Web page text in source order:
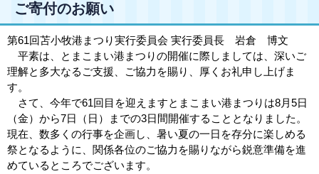
ご寄付のお願い
第61回苫小牧港まつり実行委員会 実行委員長 岩倉 博文
平素は、とまこまい港まつりの開催に際しましては、深いご
理解と多大なるご支援、ご協力を賜り、厚くお礼申し上げま
す。
さて、今年で61回目を迎えますとまこまい港まつりは8月5日
（金）から7日（日）までの3日間開催することとなりました。
現在、数多くの行事を企画し、暑い夏の一日を存分に楽しめる
祭となるように、関係各位のご協力を賜りながら鋭意準備を進
めているところでございます。